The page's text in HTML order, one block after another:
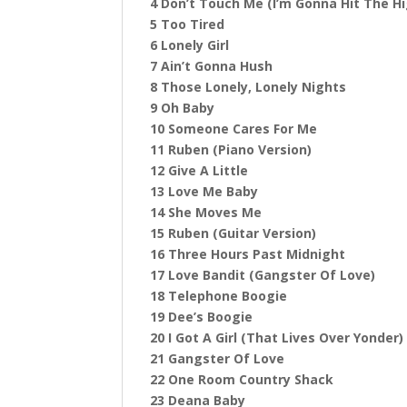
5 Too Tired
6 Lonely Girl
7 Ain’t Gonna Hush
8 Those Lonely, Lonely Nights
9 Oh Baby
10 Someone Cares For Me
11 Ruben (Piano Version)
12 Give A Little
13 Love Me Baby
14 She Moves Me
15 Ruben (Guitar Version)
16 Three Hours Past Midnight
17 Love Bandit (Gangster Of Love)
18 Telephone Boogie
19 Dee’s Boogie
20 I Got A Girl (That Lives Over Yonder)
21 Gangster Of Love
22 One Room Country Shack
23 Deana Baby